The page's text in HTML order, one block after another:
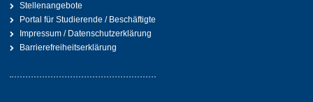
Stellenangebote
Portal für Studierende / Beschäftigte
Impressum / Datenschutzerklärung
Barrierefreiheitserklärung